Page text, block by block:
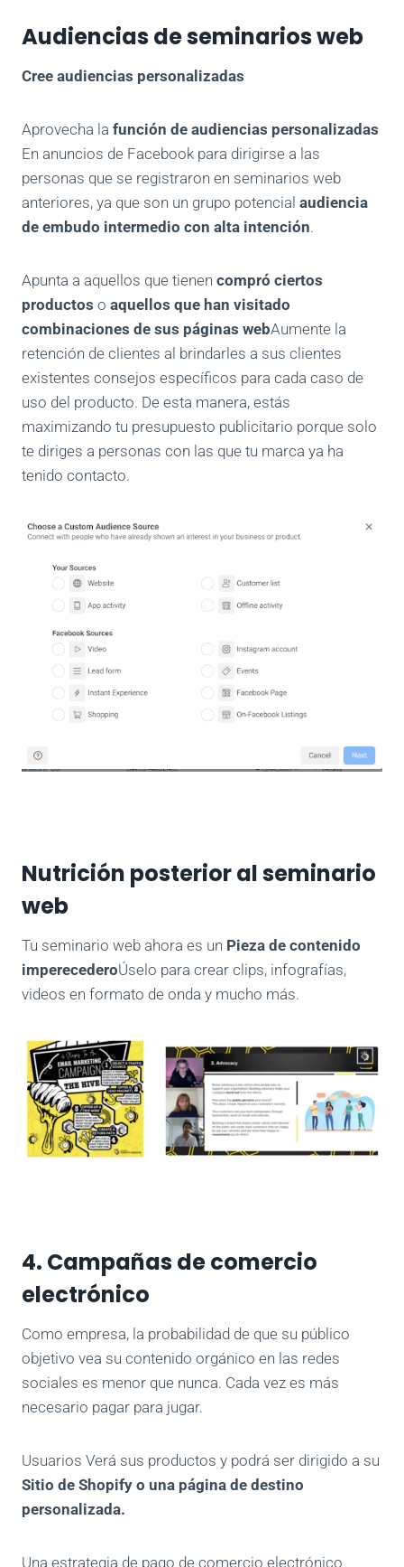
Audiencias de seminarios web
Cree audiencias personalizadas
Aprovecha la función de audiencias personalizadas
En anuncios de Facebook para dirigirse a las
personas que se registraron en seminarios web
anteriores, ya que son un grupo potencial audiencia
de embudo intermedio con alta intención.
Apunta a aquellos que tienen compró ciertos
productos o aquellos que han visitado
combinaciones de sus páginas webAumente la
retención de clientes al brindarles a sus clientes
existentes consejos específicos para cada caso de
uso del producto. De esta manera, estás
maximizando tu presupuesto publicitario porque solo
te diriges a personas con las que tu marca ya ha
tenido contacto.
Nutrición posterior al seminario
web
Tu seminario web ahora es un Pieza de contenido
imperecederoÚselo para crear clips, infografías,
videos en formato de onda y mucho más.
4. Campañas de comercio
electrónico
Como empresa, la probabilidad de que su público
objetivo vea su contenido orgánico en las redes
sociales es menor que nunca. Cada vez es más
necesario pagar para jugar.
Usuarios Verá sus productos y podrá ser dirigido a su
Sitio de Shopify o una página de destino
personalizada.
Una estrategia de pago de comercio electrónico